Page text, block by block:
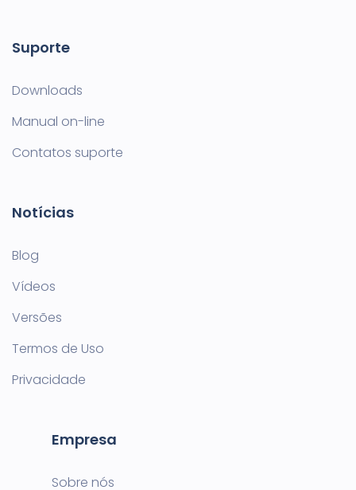
Suporte
Downloads
Manual on-line
Contatos suporte
Notícias
Blog
Vídeos
Versões
Termos de Uso
Privacidade
Empresa
Sobre nós